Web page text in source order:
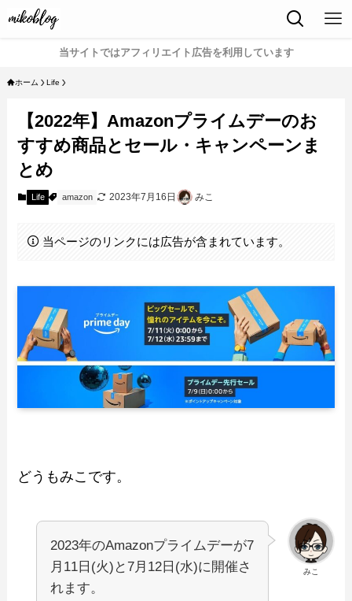
当サイトではアフィリエイト広告を利用しています
ホーム Life
【2022年】Amazonプライムデーのお
すすめ商品とセール・キャンペーンま
とめ
Life amazon 2023年7月16日 みこ
当ページのリンクには広告が含まれています。
どうもみこです。
みこ
2023年のAmazonプライムデーが7
月11日(火)と7月12日(水)に開催さ
れます。